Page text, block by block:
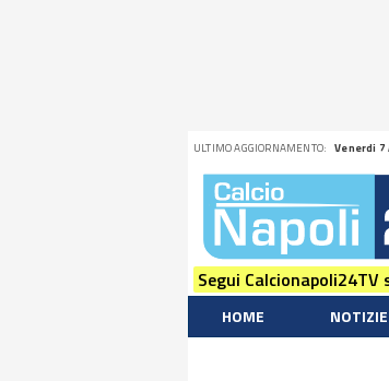
ULTIMO AGGIORNAMENTO: Venerdi
Segui
HOME NOTIZIE